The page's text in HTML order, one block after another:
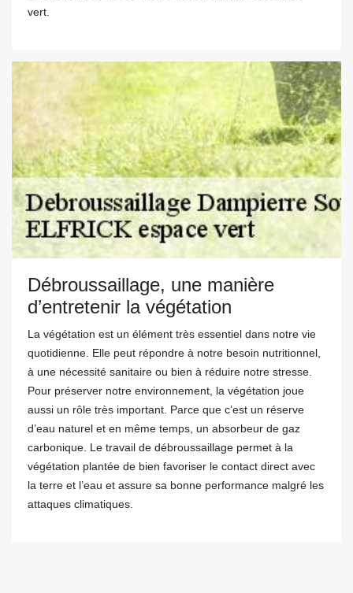
vert.
Débroussaillage, une manière
d’entretenir la végétation
La végétation est un élément très essentiel dans notre vie
quotidienne. Elle peut répondre à notre besoin nutritionnel,
à une nécessité sanitaire ou bien à réduire notre stresse.
Pour préserver notre environnement, la végétation joue
aussi un rôle très important. Parce que c’est un réserve
d’eau naturel et en même temps, un absorbeur de gaz
carbonique. Le travail de débroussaillage permet à la
végétation plantée de bien favoriser le contact direct avec
la terre et l’eau et assure sa bonne performance malgré les
attaques climatiques.